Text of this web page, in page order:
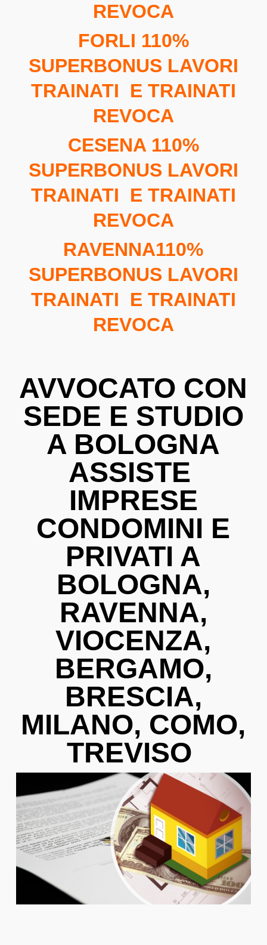
REVOCA
FORLI 110%
SUPERBONUS LAVORI
TRAINATI E TRAINATI
REVOCA
CESENA 110%
SUPERBONUS LAVORI
TRAINATI E TRAINATI
REVOCA
RAVENNA110%
SUPERBONUS LAVORI
TRAINATI E TRAINATI
REVOCA
AVVOCATO CON
SEDE E STUDIO
A BOLOGNA
ASSISTE
IMPRESE
CONDOMINI E
PRIVATI A
BOLOGNA,
RAVENNA,
VIOCENZA,
BERGAMO,
BRESCIA,
MILANO, COMO,
TREVISO